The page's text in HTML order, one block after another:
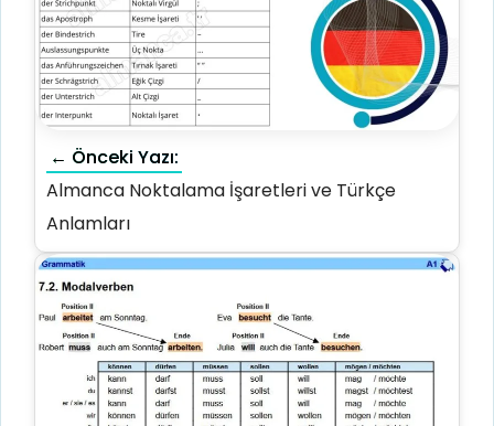
← Önceki Yazı:
Almanca Noktalama İşaretleri ve Türkçe
Anlamları